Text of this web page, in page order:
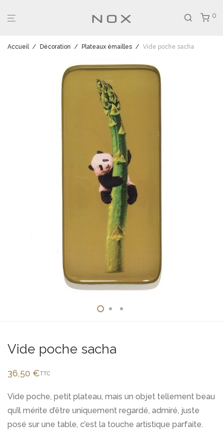
0
Accueil / Décoration / Plateaux émailles / Vide poche sacha
Vide poche sacha
36,50 €TTC
Vide poche, petit plateau, mais un objet tellement beau
qu’il mérite d’être uniquement regardé, admiré, juste
posé sur une table, c’est la touche artistique parfaite.